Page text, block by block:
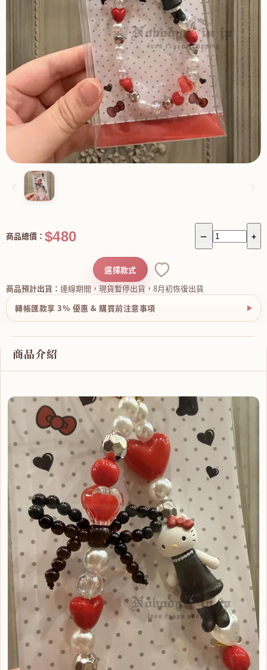
－ +
商品總價： $480
商品預計出貨： 連線期間，現貨暫停出貨，8月初恢復出貨
選擇款式
轉帳匯款享 3% 優惠 & 購買前注意事項
商品介紹